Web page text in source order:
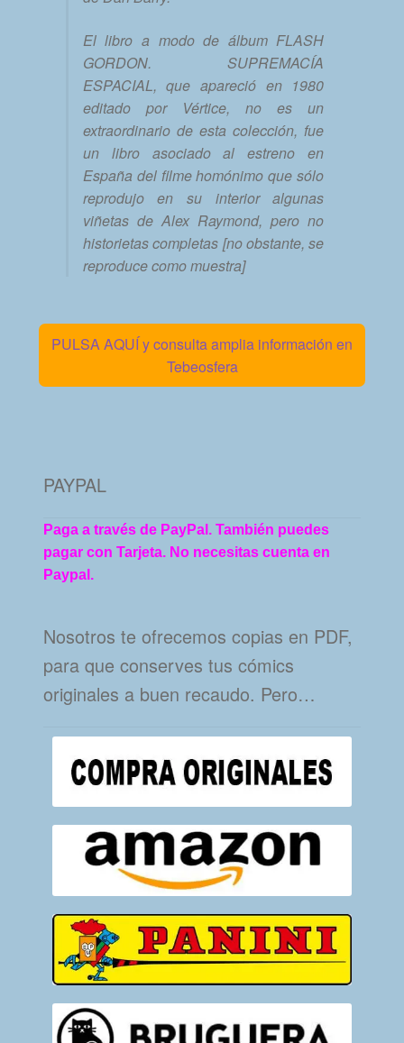
El libro a modo de álbum FLASH
GORDON. SUPREMACÍA
ESPACIAL, que apareció en 1980
editado por Vértice, no es un
extraordinario de esta colección, fue
un libro asociado al estreno en
España del filme homónimo que sólo
reprodujo en su interior algunas
viñetas de Alex Raymond, pero no
historietas completas [no obstante, se
reproduce como muestra]
PULSA AQUÍ y consulta amplia información en
Tebeosfera
PAYPAL
Paga a través de PayPal. También puedes
pagar con Tarjeta. No necesitas cuenta en
Paypal.
Nosotros te ofrecemos copias en PDF,
para que conserves tus cómics
originales a buen recaudo. Pero…